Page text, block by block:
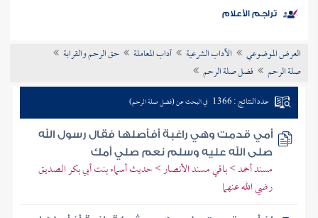
موضوعي
تراجم الأعلام
العرض الموضوعي الآداب الشرعية آداب المعاملة
حق الرحم والقرابة
صلة الرحم
فضل صلة الرحم
عدد النتائج : 1366 في البحث عن (فضل صلة الرحم)
أمي قدمت وهي راغبة أفأصلها فقال رسول الله
صلى الله عليه وسلم نعم صلي أمك
مسند أحمد > باقي مسند الأنصار > حديث أسماء بنت أبي بكر الصديق
رضي الله عنهما